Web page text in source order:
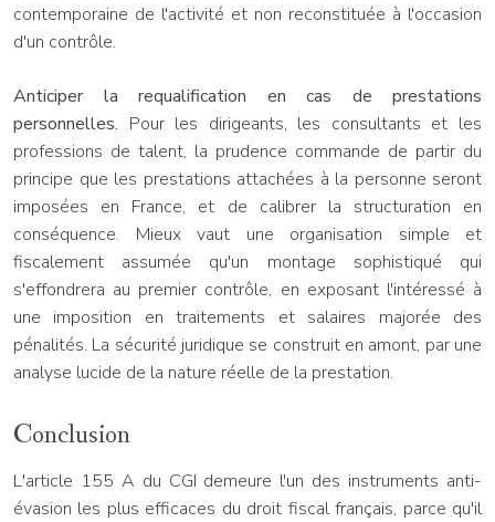
contemporaine de l'activité et non reconstituée à l'occasion
d'un contrôle.
Anticiper la requalification en cas de prestations
personnelles. Pour les dirigeants, les consultants et les
professions de talent, la prudence commande de partir du
principe que les prestations attachées à la personne seront
imposées en France, et de calibrer la structuration en
conséquence. Mieux vaut une organisation simple et
fiscalement assumée qu'un montage sophistiqué qui
s'effondrera au premier contrôle, en exposant l'intéressé à
une imposition en traitements et salaires majorée des
pénalités. La sécurité juridique se construit en amont, par une
analyse lucide de la nature réelle de la prestation.
Conclusion
L'article 155 A du CGI demeure l'un des instruments anti-
évasion les plus efficaces du droit fiscal français, parce qu'il